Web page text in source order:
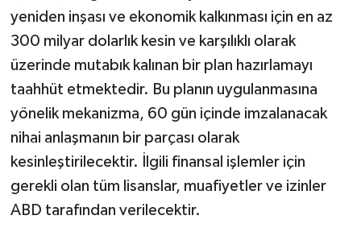
yeniden inşası ve ekonomik kalkınması için en az
300 milyar dolarlık kesin ve karşılıklı olarak
üzerinde mutabık kalınan bir plan hazırlamayı
taahhüt etmektedir. Bu planın uygulanmasına
yönelik mekanizma, 60 gün içinde imzalanacak
nihai anlaşmanın bir parçası olarak
kesinleştirilecektir. İlgili finansal işlemler için
gerekli olan tüm lisanslar, muafiyetler ve izinler
ABD tarafından verilecektir.